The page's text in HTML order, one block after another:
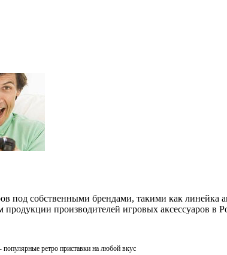
собственными брендами, такими как линейка
производителей игровых аксессуаров в
популярные ретро приставки на любой вкус